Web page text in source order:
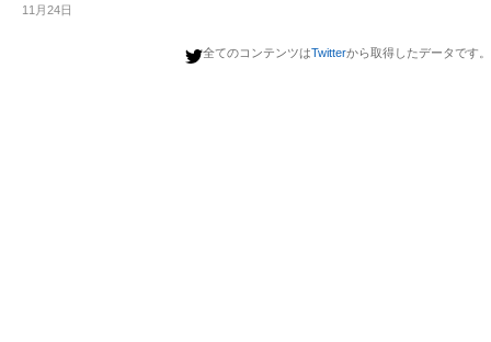
11月24日
全てのコンテンツはTwitterから取得したデータです。